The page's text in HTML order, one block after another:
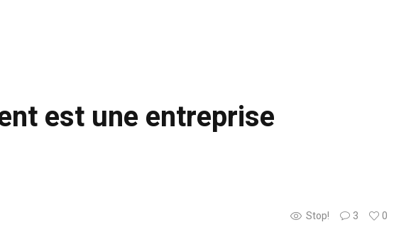
est une entreprise
Stop! 3 0